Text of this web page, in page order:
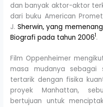
dan banyak aktor-aktor
dari buku American
J. Sherwin, yang
Biografi pada tahun 20061.
Film Oppenheimer
masa mudanya sebagai
tertarik dengan fisika
proyek Manhattan,
bertujuan untuk